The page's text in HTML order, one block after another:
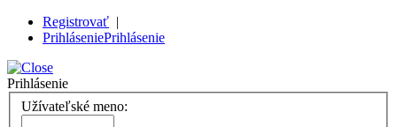
Registrovať |
PrihláseniePrihlásenie
Prihlásenie
Užívateľské meno: